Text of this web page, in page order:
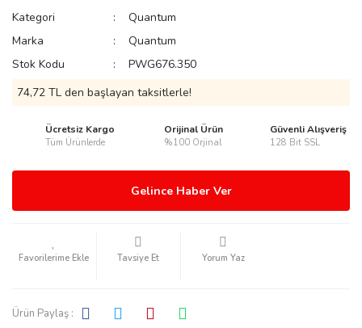
Kategori
Quantum
Marka
Quantum
Stok Kodu
PWG676.350
74,72 TL den başlayan taksitlerle!
Ücretsiz Kargo
Tüm Ürünlerde
Orijinal Ürün
%100 Orjinal
Güvenli Alışveriş
128 Bit SSL
Gelince Haber Ver
Tavsiye Et Yorum Yaz
Ürün Paylaş :